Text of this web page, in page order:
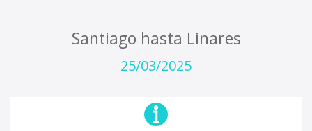
Santiago hasta Linares
25/03/2025